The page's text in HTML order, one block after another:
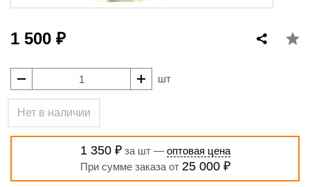
1 500 ₽
шт
Нет в наличии
1 350 ₽за шт — оптовая цена
При сумме заказа от 25 000 ₽